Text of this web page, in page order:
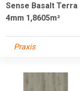
Sense Basalt Terra
4mm 1,8605m²
Praxis